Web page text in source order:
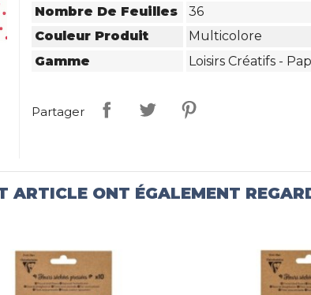
Nombre De Feuilles
36
Couleur Produit
Multicolore
Gamme
Loisirs Créatifs -
Partager
ARTICLE ONT ÉGALEMENT